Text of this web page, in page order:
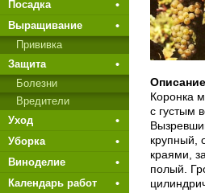
Коронка
с густым
крупный,
краями,
полый.
Посадка
Выращивание
Прививкa
Защита
Болезни
Вредители
Уход
Уборка
Виноделие
Календарь работ